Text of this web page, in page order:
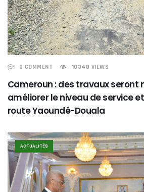
0 COMMENT 10348 VIEWS
Cameroun : des travaux seront
améliorer le niveau de service
route Yaoundé-Douala
ACTUALITÉS